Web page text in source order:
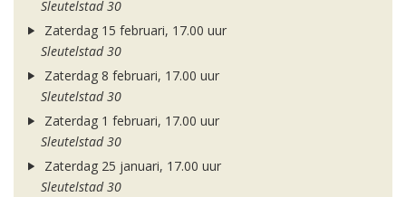
Sleutelstad 30
Zaterdag 15 februari, 17.00 uur
Sleutelstad 30
Zaterdag 8 februari, 17.00 uur
Sleutelstad 30
Zaterdag 1 februari, 17.00 uur
Sleutelstad 30
Zaterdag 25 januari, 17.00 uur
Sleutelstad 30